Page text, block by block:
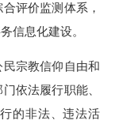
评价监测体系，
信息化建设。
宗教信仰自由和
依法履行职能、
的非法、违法活